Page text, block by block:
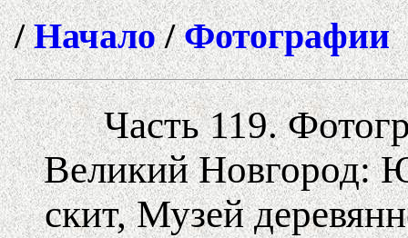
/Начало/Фотографии
Часть 119.
Великий Новгород:
скит, Музей